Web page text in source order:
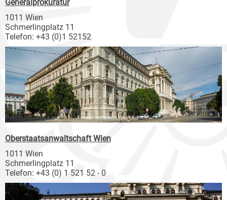
Generalprokuratur
1011 Wien
Schmerlingplatz 11
Telefon: +43 (0)1 52152
Oberstaatsanwaltschaft Wien
1011 Wien
Schmerlingplatz 11
Telefon: +43 (0) 1 521 52 - 0